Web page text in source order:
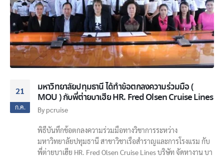
21
ก.ค.
มหาวิทยาลัยปทุมธานี ได้ทำข้อตกลงความร่วมมือ (
MOU ) กับพี่ต่ายบาเฮีย​ HR. Fred​ Olsen​ Cruise​ Lines
By pcruise
พิธีบันทึกข้อตกลงความร่วมมือทางวิชาการระหว่าง
มหาวิทยาลัยปทุมธานี สาขาวิชาเรือสำราญและการโรงแรม กับ
พี่ต่ายบาเฮีย​ HR. Fred​ Olsen​ Cruise​ Lines บริษัท จัดหางาน บา